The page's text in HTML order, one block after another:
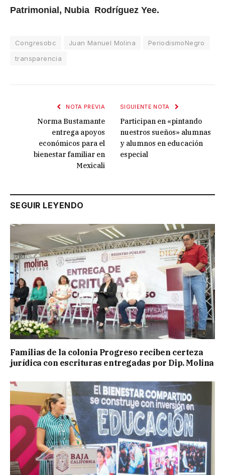
Patrimonial, Nubia Rodríguez Yee.
Congresobc Juan Manuel Molina
PeriodismoNegro
transparencia
NOTA PREVIA
Norma Bustamante
entrega apoyos
económicos para el
bienestar familiar en
Mexicali
SIGUIENTE NOTA
Participan en «pintando
nuestros sueños» alumnas
y alumnos en educación
especial
SEGUIR LEYENDO
Familias de la colonia Progreso reciben certeza
jurídica con escrituras entregadas por Dip. Molina